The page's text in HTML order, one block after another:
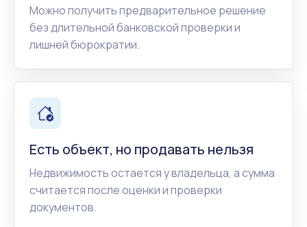
Можно получить предварительное решение
без длительной банковской проверки и
лишней бюрократии.
Есть объект, но продавать нельзя
Недвижимость остается у владельца, а сумма
считается после оценки и проверки
документов.